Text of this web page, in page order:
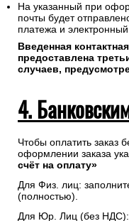
На указанный при
почты будет
платежа и
Введенная
предоставлена
случаев,
4.
Чтобы оплатить заказ
оформлении заказа
счёт на оплату»
Для Физ. лиц:
(полностью).
Для Юр. Лиц (без